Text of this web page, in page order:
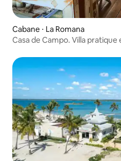
Cabane ⋅ La Romana
Casa de Campo. Villa